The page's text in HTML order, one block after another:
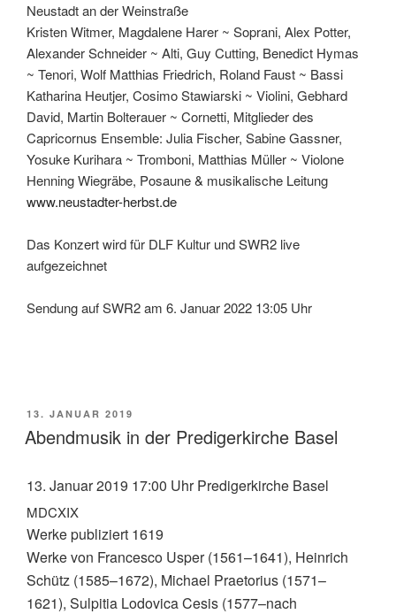
Neustadt an der Weinstraße
Kristen Witmer, Magdalene Harer ~ Soprani, Alex Potter,
Alexander Schneider ~ Alti, Guy Cutting, Benedict Hymas
~ Tenori, Wolf Matthias Friedrich, Roland Faust ~ Bassi
Katharina Heutjer, Cosimo Stawiarski ~ Violini, Gebhard
David, Martin Bolterauer ~ Cornetti, Mitglieder des
Capricornus Ensemble: Julia Fischer, Sabine Gassner,
Yosuke Kurihara ~ Tromboni, Matthias Müller ~ Violone
Henning Wiegräbe, Posaune & musikalische Leitung
www.neustadter-herbst.de
Das Konzert wird für DLF Kultur und SWR2 live
aufgezeichnet
Sendung auf SWR2 am 6. Januar 2022 13:05 Uhr
VERÖFFENTLICHT
AM
13. JANUAR 2019
Abendmusik in der Predigerkirche Basel
13. Januar 2019 17:00 Uhr Predigerkirche Basel
MDCXIX
Werke publiziert 1619
Werke von Francesco Usper (1561–1641), Heinrich
Schütz (1585–1672), Michael Praetorius (1571–
1621), Sulpitia Lodovica Cesis (1577–nach